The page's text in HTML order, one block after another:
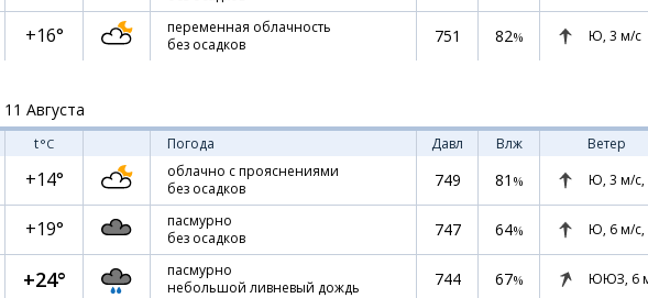
+16°
переменная облачность
без осадков
751 82% Ю, 3 м/с
11 Августа
t°C Погода Давл Влж
Ветер
+14°
облачно с прояснениями
без осадков
749 81 % Ю, 3 м/с,
+19°
пасмурно
без осадков
747 64% Ю, 6м/с,
+24°
пасмурно
небольшой ливневый дождь
744 67% ЮЮЗ, 6